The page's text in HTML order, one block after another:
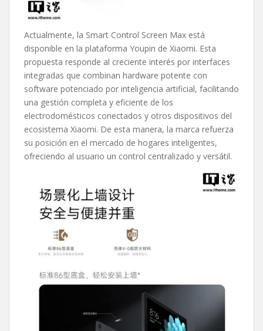
Actualmente, la Smart Control Screen Max está
disponible en la plataforma Youpin de Xiaomi. Esta
propuesta responde al creciente interés por interfaces
integradas que combinan hardware potente con
software potenciado por inteligencia artificial, facilitando
una gestión completa y eficiente de los
electrodomésticos conectados y otros dispositivos del
ecosistema Xiaomi. De esta manera, la marca refuerza
su posición en el mercado de hogares inteligentes,
ofreciendo al usuario un control centralizado y versátil.